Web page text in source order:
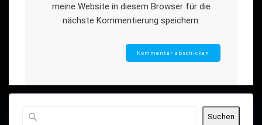
meine Website in diesem Browser für die
nächste Kommentierung speichern.
Suchen